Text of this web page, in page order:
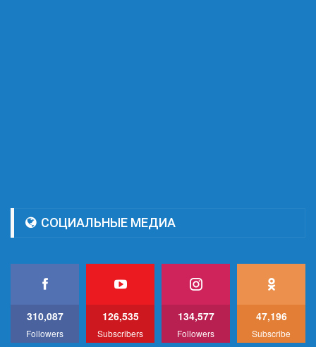
СОЦИАЛЬНЫЕ МЕДИА
310,087
Followers
126,535
Subscribers
134,577
Followers
47,196
Subscribe